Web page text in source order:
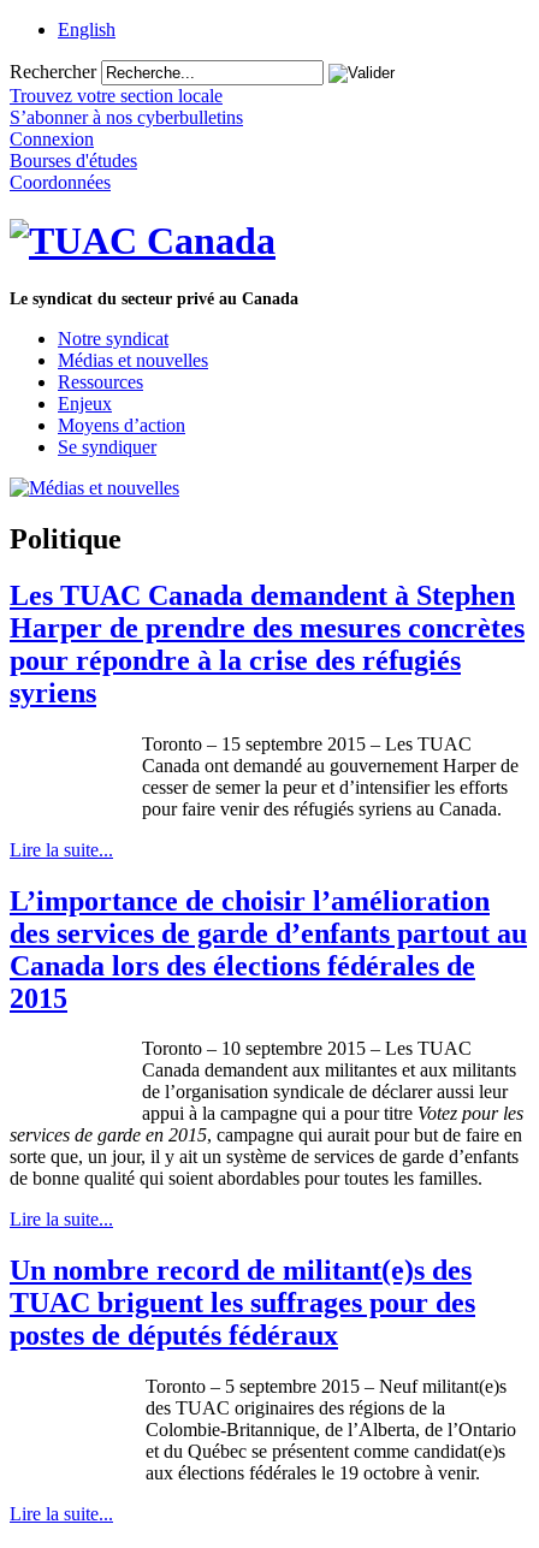
English
Rechercher
Trouvez votre section locale
S’abonner à nos cyberbulletins
Connexion
Bourses d'études
Coordonnées
Le syndicat du secteur privé au Canada
Notre syndicat
Médias et nouvelles
Ressources
Enjeux
Moyens d’action
Se syndiquer
Politique
Les TUAC Canada demandent à Stephen
Harper de prendre des mesures concrètes
pour répondre à la crise des réfugiés
syriens
Toronto – 15 septembre 2015 – Les TUAC
Canada ont demandé au gouvernement Harper de
cesser de semer la peur et d’intensifier les efforts
pour faire venir des réfugiés syriens au Canada.
Lire la suite...
L’importance de choisir l’amélioration
des services de garde d’enfants partout au
Canada lors des élections fédérales de
2015
Toronto – 10 septembre 2015 – Les TUAC
Canada demandent aux militantes et aux militants
de l’organisation syndicale de déclarer aussi leur
appui à la campagne qui a pour titre Votez pour les
services de garde en 2015, campagne qui aurait pour but de faire en
sorte que, un jour, il y ait un système de services de garde d’enfants
de bonne qualité qui soient abordables pour toutes les familles.
Lire la suite...
Un nombre record de militant(e)s des
TUAC briguent les suffrages pour des
postes de députés fédéraux
Toronto – 5 septembre 2015 – Neuf militant(e)s
des TUAC originaires des régions de la
Colombie-Britannique, de l’Alberta, de l’Ontario
et du Québec se présentent comme candidat(e)s
aux élections fédérales le 19 octobre à venir.
Lire la suite...